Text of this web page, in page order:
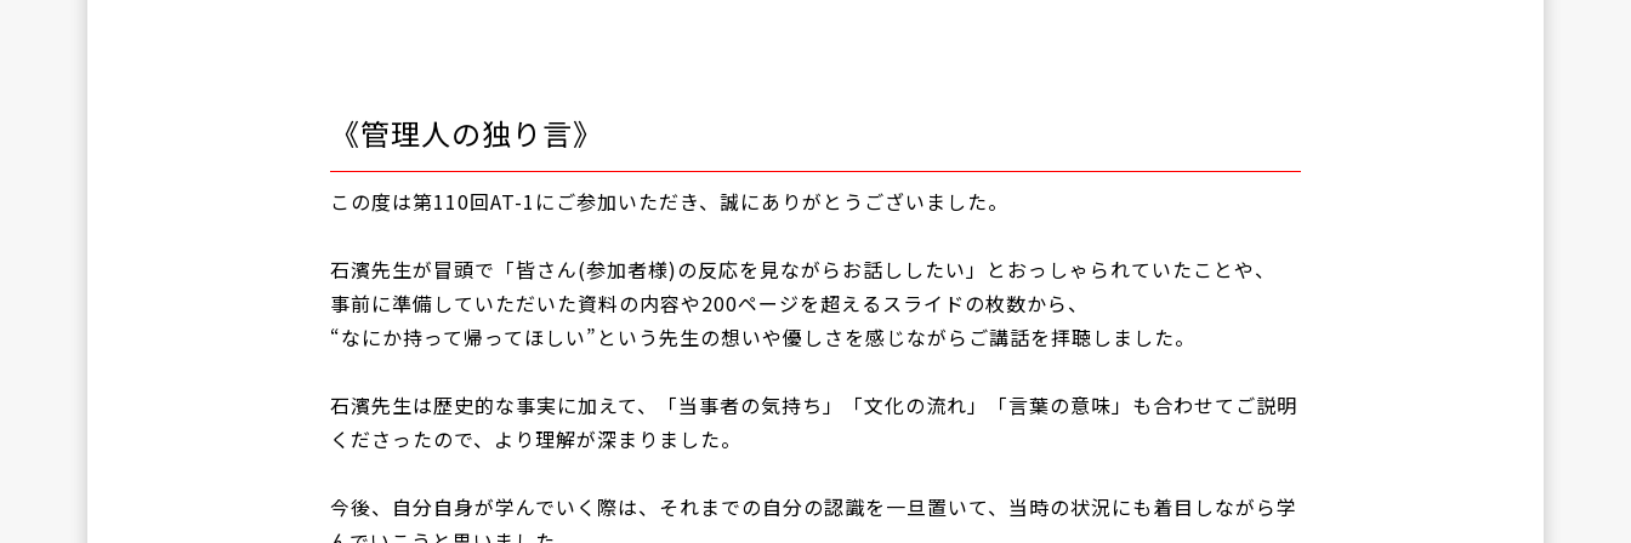
《管理人の独り言》
この度は第110回AT-1にご参加いただき、誠にありがとうございました。
石濱先生が冒頭で「皆さん(参加者様)の反応を見ながらお話ししたい」とおっしゃられていたことや、
事前に準備していただいた資料の内容や200ページを超えるスライドの枚数から、
“なにか持って帰ってほしい”という先生の想いや優しさを感じながらご講話を拝聴しました。
石濱先生は歴史的な事実に加えて、「当事者の気持ち」「文化の流れ」「言葉の意味」も合わせてご説明
くださったので、より理解が深まりました。
今後、自分自身が学んでいく際は、それまでの自分の認識を一旦置いて、当時の状況にも着目しながら学